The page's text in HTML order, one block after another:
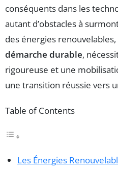
conséquents dans les
autant d’obstacles à
des énergies
démarche durable,
rigoureuse et une
une transition réussie vers
Table of Contents
Les Énergies